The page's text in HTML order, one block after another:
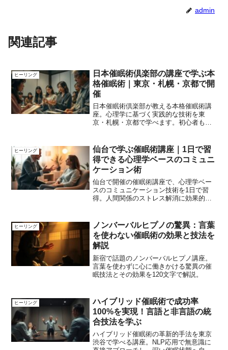
admin
関連記事
ヒーリング
日本催眠術倶楽部の講座で学ぶ本
格催眠術｜東京・札幌・京都で開
催
日本催眠術倶楽部が教える本格催眠術講
座。心理学に基づく実践的な技術を東
京・札幌・京都で学べます。初心者も安
ヒーリング
仙台で学ぶ催眠術講座｜1日で習
得できる心理学ベースのコミュニ
ケーション術
仙台で開催の催眠術講座で、心理学ベー
スのコミュニケーション技術を1日で習
得。人間関係のストレス解消に効果的な
ヒーリング
ノンバーバルヒプノの驚異：言葉
を使わない催眠術の効果と技法を
解説
新宿で話題のノンバーバルヒプノ講座。
言葉を使わずに心に働きかける驚異の催
眠技法とその効果を120文字で解説。
ヒーリング
ハイブリッド催眠術で成功率
100%を実現！言語と非言語の統
合技法を学ぶ
ハイブリッド催眠術の革新的手法を東京
渋谷で学べる講座。NLP応用で無意識に